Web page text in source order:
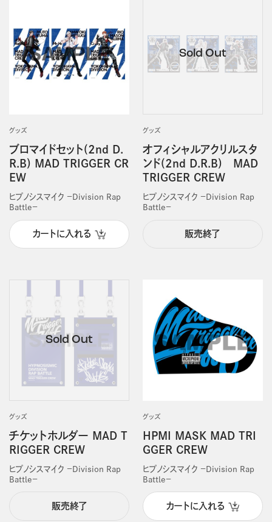
グッズ
ブロマイドセット(2nd D.
R.B) MAD TRIGGER CR
EW
ヒプノシスマイク －Division Rap
Battle－
カートに入れる
グッズ
オフィシャルアクリルスタ
ンド(2nd D.R.B) MAD
TRIGGER CREW
ヒプノシスマイク －Division Rap
Battle－
販売終了
グッズ
チケットホルダー MAD T
RIGGER CREW
ヒプノシスマイク －Division Rap
Battle－
販売終了
グッズ
HPMI MASK MAD TRI
GGER CREW
ヒプノシスマイク －Division Rap
Battle－
カートに入れる